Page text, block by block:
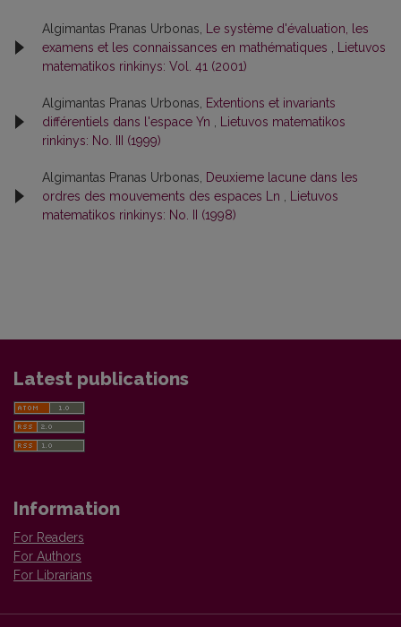
Algimantas Pranas Urbonas,
Le système d'évaluation, les
examens et les connaissances en mathématiques
Lietuvos
matematikos rinkinys: Vol. 41 (2001)
Algimantas Pranas Urbonas,
Extentions et invariants
différentiels dans l'espace Yn
Lietuvos matematikos
rinkinys: No. III (1999)
Algimantas Pranas Urbonas,
Deuxieme lacune dans les
ordres des mouvements des espaces Ln
Lietuvos
matematikos rinkinys: No. II (1998)
Latest publications
Information
For Readers
For Authors
For Librarians